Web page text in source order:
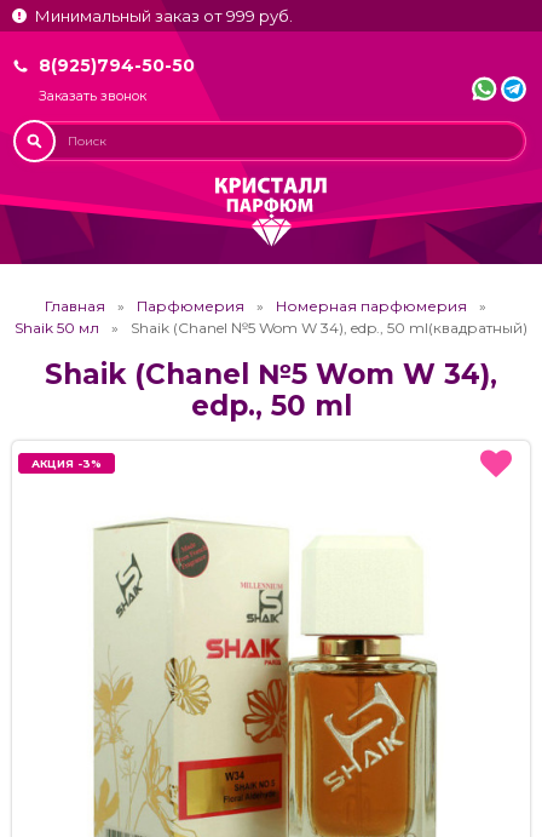
Минимальный заказ от 999 руб.
8(925)794-50-50
Заказать звонок
Главная Парфюмерия
Номерная парфюмерия
Shaik 50 мл
Shaik (Chanel №5 Wom W 34), edp., 50 ml(квадратный)
Shaik (Chanel №5 Wom W 34),
edp., 50 ml
АКЦИЯ -3%
АКЦИЯ -3%